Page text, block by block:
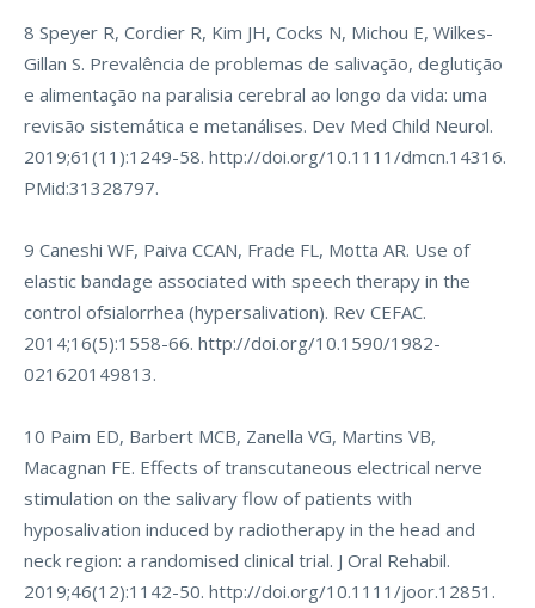
8 Speyer R, Cordier R, Kim JH, Cocks N, Michou E, Wilkes-
Gillan S. Prevalência de problemas de salivação, deglutição
e alimentação na paralisia cerebral ao longo da vida: uma
revisão sistemática e metanálises. Dev Med Child Neurol.
2019;61(11):1249-58. http://doi.org/10.1111/dmcn.14316.
PMid:31328797.
9 Caneshi WF, Paiva CCAN, Frade FL, Motta AR. Use of
elastic bandage associated with speech therapy in the
control ofsialorrhea (hypersalivation). Rev CEFAC.
2014;16(5):1558-66. http://doi.org/10.1590/1982-
021620149813.
10 Paim ED, Barbert MCB, Zanella VG, Martins VB,
Macagnan FE. Effects of transcutaneous electrical nerve
stimulation on the salivary flow of patients with
hyposalivation induced by radiotherapy in the head and
neck region: a randomised clinical trial. J Oral Rehabil.
2019;46(12):1142-50. http://doi.org/10.1111/joor.12851 .